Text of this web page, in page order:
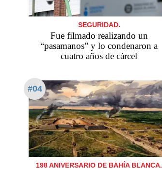
SEGURIDAD.
Fue filmado realizando un
“pasamanos” y lo condenaron a
cuatro años de cárcel
#04
198 ANIVERSARIO DE BAHÍA BLANCA.